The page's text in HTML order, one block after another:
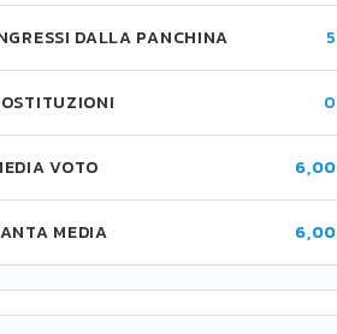
DALLA PANCHINA 5
0
VOTO 6,00
MEDIA 6,00